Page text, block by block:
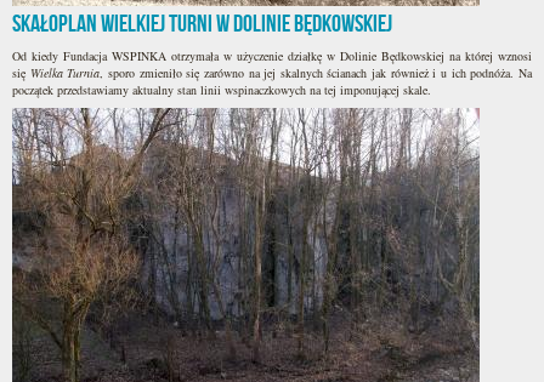
Skałoplan Wielkiej Turni w Dolinie Będkowskiej
Od kiedy Fundacja WSPINKA otrzymała w użyczenie działkę w Dolinie Będkowskiej na której wznosi
się Wielka Turnia, sporo zmieniło się zarówno na jej skalnych ścianach jak również i u ich podnóża. Na
początek przedstawiamy aktualny stan linii wspinaczkowych na tej imponującej skale.